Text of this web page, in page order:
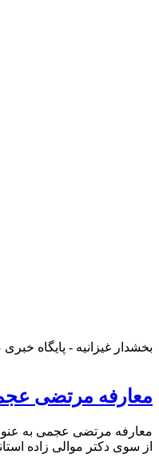
بخشدار غیزانیه - پایگاه
معارفه مرتضی
از سوی دکتر موالی زاده